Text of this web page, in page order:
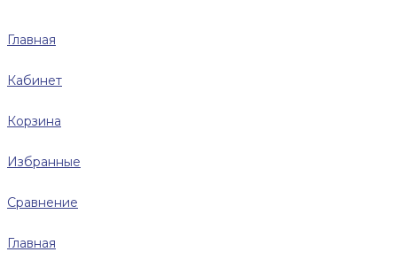
Главная
Кабинет
Корзина
Избранные
Сравнение
Главная